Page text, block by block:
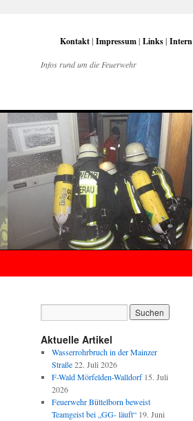
Kontakt| Impressum| Links| Intern
Infos rund um die Feuerwehr
Aktuelle Artikel
Wasserrohrbruch in der Mainzer
Straße 22. Juli 2026
F-Wald Mörfelden-Walldorf 15. Juli
2026
Feuerwehr Büttelborn beweist
Teamgeist bei „GG- läuft“ 19. Juni